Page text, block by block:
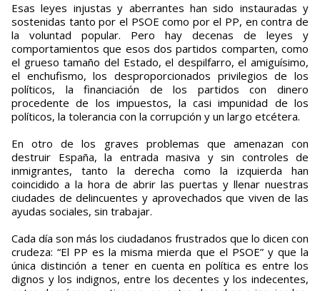
Esas leyes injustas y aberrantes han sido instauradas y
sostenidas tanto por el PSOE como por el PP, en contra de
la voluntad popular. Pero hay decenas de leyes y
comportamientos que esos dos partidos comparten, como
el grueso tamaño del Estado, el despilfarro, el amiguísimo,
el enchufismo, los desproporcionados privilegios de los
políticos, la financiación de los partidos con dinero
procedente de los impuestos, la casi impunidad de los
políticos, la tolerancia con la corrupción y un largo etcétera.
En otro de los graves problemas que amenazan con
destruir España, la entrada masiva y sin controles de
inmigrantes, tanto la derecha como la izquierda han
coincidido a la hora de abrir las puertas y llenar nuestras
ciudades de delincuentes y aprovechados que viven de las
ayudas sociales, sin trabajar.
Cada día son más los ciudadanos frustrados que lo dicen con
crudeza: “El PP es la misma mierda que el PSOE” y que la
única distinción a tener en cuenta en política es entre los
dignos y los indignos, entre los decentes y los indecentes,